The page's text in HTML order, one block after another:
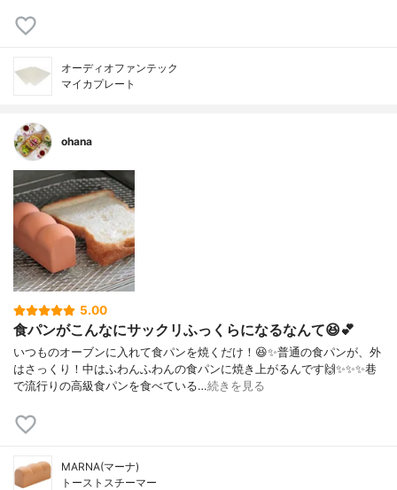
オーディオファンテック
マイカプレート
ohana
5.00
食パンがこんなにサックリふっくらになるなんて😆💕
いつものオーブンに入れて食パンを焼くだけ！😆✨普通の食パンが、外
はさっくり！中はふわんふわんの食パンに焼き上がるんです🙌✨✨✨巷
で流行りの高級食パンを食べている…続きを見る
MARNA(マーナ)
トーストスチーマー